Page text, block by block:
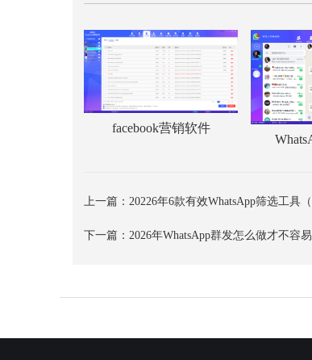
facebook营销软件
上一篇：20226年6款有效WhatsApp筛选工具
下一篇：2026年WhatsApp群发怎么做才不容